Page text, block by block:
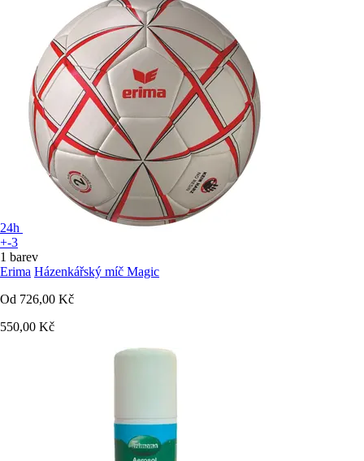
24h
+-3
1 barev
Erima Házenkářský míč Magic
Od 726,00 Kč
550,00 Kč